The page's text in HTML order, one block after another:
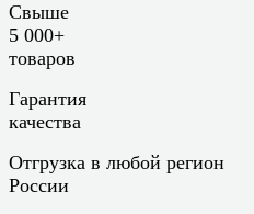
Свыше
5 000+
товаров
Гарантия
качества
Отгрузка в любой регион
России